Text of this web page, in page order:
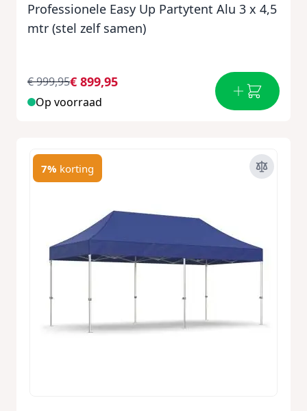
Professionele Easy Up Partytent Alu 3 x 4,5
mtr (stel zelf samen)
€ 899,95
€ 999,95
Op voorraad
7% korting